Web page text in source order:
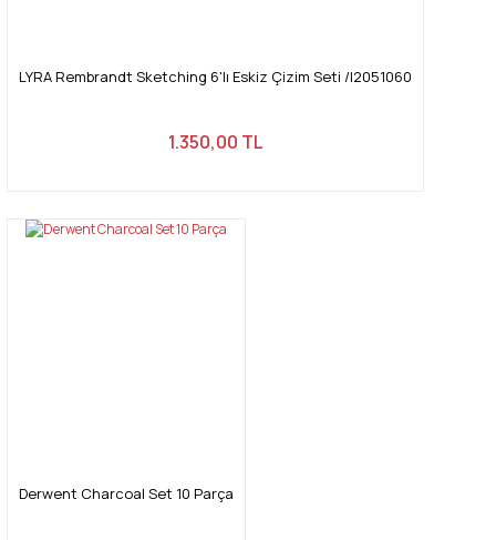
LYRA Rembrandt Sketching 6'lı Eskiz Çizim Seti /l2051060
1.350,00 TL
Derwent Charcoal Set 10 Parça